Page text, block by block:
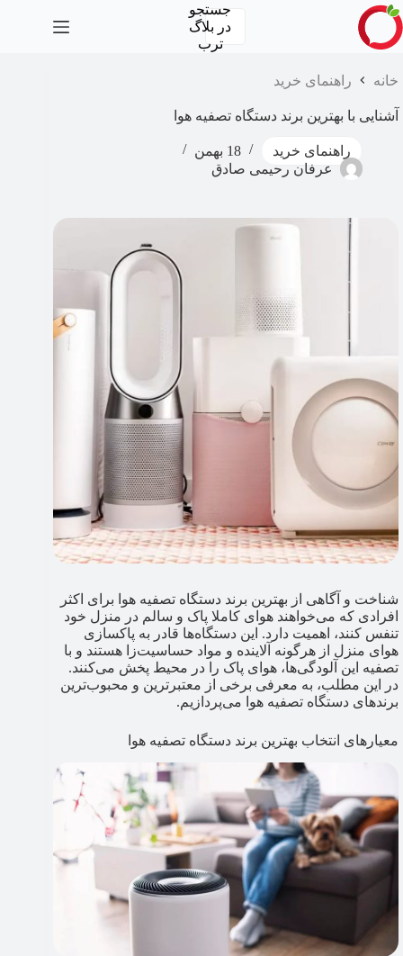
پرش
به
محتوا
جستجو
در بلاگ
ترب
خانه راهنمای خرید
آشنایی با بهترین برند دستگاه تصفیه هوا
راهنمای خرید
18 بهمن
عرفان رحیمی صادق
شناخت و آگاهی از بهترین برند دستگاه تصفیه هوا برای اکثر
افرادی که می‌خواهند هوای کاملا پاک و سالم در منزل خود
تنفس کنند، اهمیت دارد. این دستگاه‌ها قادر به پاکسازی
هوای منزل از هرگونه آلاینده و مواد حساسیت‌زا هستند و با
تصفیه این آلودگی‌ها، هوای پاک را در محیط پخش می‌کنند.
در این مطلب، به معرفی برخی از معتبرترین و محبوب‌ترین
برندهای دستگاه تصفیه هوا می‌پردازیم.
معیارهای انتخاب بهترین برند دستگاه تصفیه هوا